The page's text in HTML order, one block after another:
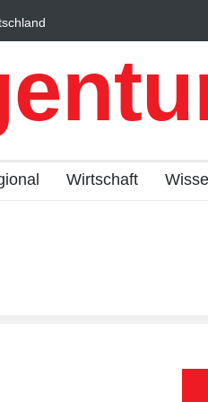
Wintersportorte als
Qualitätstourismus
Wirtschaft